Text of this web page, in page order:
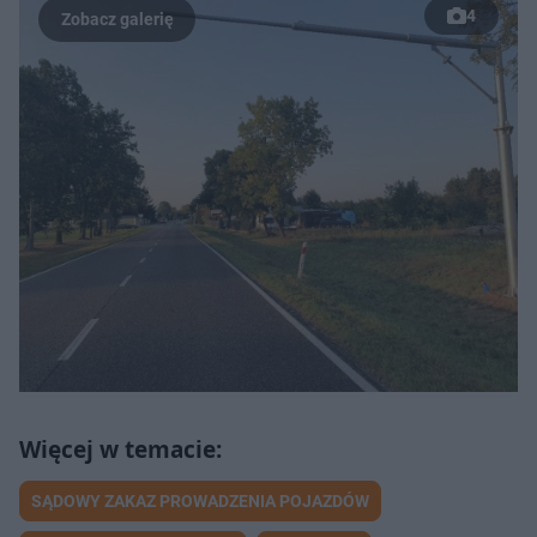
4
SĄDOWY ZAKAZ PROWADZENIA POJAZDÓW